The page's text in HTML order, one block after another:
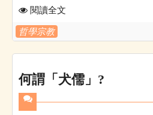
閱讀全文
哲學宗教
何謂「犬儒」?